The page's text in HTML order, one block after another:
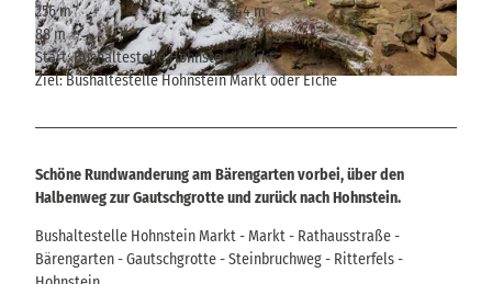
© Hans Fineart, Tourismusverband Sächsische Schweiz
256 m
344 m
88 m
Start: Bushaltestelle Hohnstein Markt
Ziel: Bushaltestelle Hohnstein Markt oder Eiche
Schöne Rundwanderung am Bärengarten vorbei, über den
Halbenweg zur Gautschgrotte und zurück nach Hohnstein.
Bushaltestelle Hohnstein Markt - Markt - Rathausstraße -
Bärengarten - Gautschgrotte - Steinbruchweg - Ritterfels -